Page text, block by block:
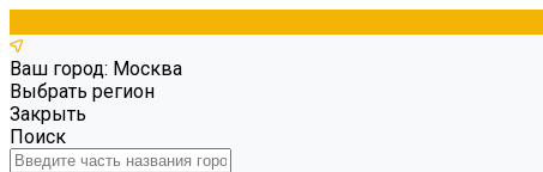
Ваш город: Москва
Выбрать регион
Закрыть
Поиск